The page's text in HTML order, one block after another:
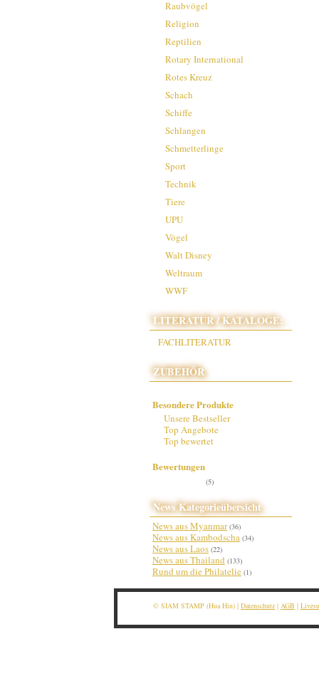
Raubvögel
Religion
Reptilien
Rotary International
Rotes Kreuz
Schach
Schiffe
Schlangen
Schmetterlinge
Sport
Technik
Tiere
UPU
Vögel
Walt Disney
Weltraum
WWF
LITERATUR / KATALOGE:
FACHLITERATUR
ZUBEHÖR
Besondere Produkte
Unsere Bestseller
Top Angebote
Top bewertet
Bewertungen
(5)
News Kategorieübersicht
News aus Myanmar (36)
News aus Kambodscha (34)
News aus Laos (22)
News aus Thailand (133)
Rund um die Philatelie (1)
© SIAM STAMP (Hua Hin) | Datenschutz | AGB |